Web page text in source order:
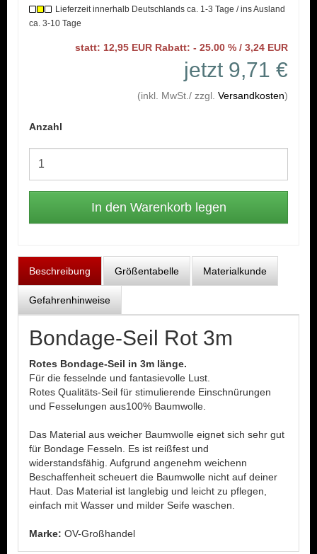
Lieferzeit innerhalb Deutschlands ca. 1-3 Tage / ins Ausland
ca. 3-10 Tage
statt: 12,95 EUR Rabatt: - 25.00 % / 3,24 EUR
jetzt 9,71 €
(inkl. MwSt./ zzgl. Versandkosten)
Anzahl
Beschreibung Größentabelle Materialkunde
Gefahrenhinweise
Bondage-Seil Rot 3m
Rotes Bondage-Seil in 3m länge.
Für die fesselnde und fantasievolle Lust.
Rotes Qualitäts-Seil für stimulierende Einschnürungen
und Fesselungen aus100% Baumwolle.
Das Material aus weicher Baumwolle eignet sich sehr gut
für Bondage Fesseln. Es ist reißfest und
widerstandsfähig. Aufgrund angenehm weichenn
Beschaffenheit scheuert die Baumwolle nicht auf deiner
Haut. Das Material ist langlebig und leicht zu pflegen,
einfach mit Wasser und milder Seife waschen.
Marke: OV-Großhandel